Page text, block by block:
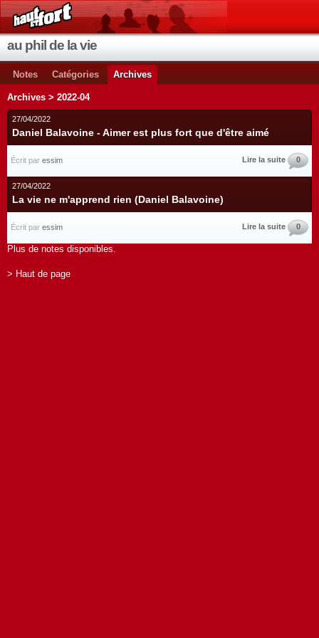
au phil de la vie
Notes Catégories Archives
Archives > 2022-04
27/04/2022
Daniel Balavoine - Aimer est plus fort que d'être aimé
Écrit par essim Lire la suite 0
27/04/2022
La vie ne m'apprend rien (Daniel Balavoine)
Écrit par essim Lire la suite 0
Plus de notes disponibles.
> Haut de page